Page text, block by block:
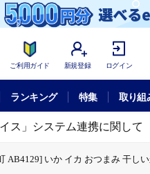
ご利用ガイド 新規登録 ログイン
ランキング 特集 取り組
ス」システム連携に関して
AB4129] いか イカ おつまみ 干し